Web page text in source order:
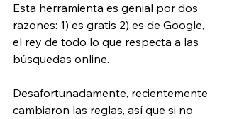
Esta herramienta es genial por dos
razones: 1) es gratis 2) es de Google,
el rey de todo lo que respecta a las
búsquedas online.
Desafortunadamente, recientemente
cambiaron las reglas, así que si no